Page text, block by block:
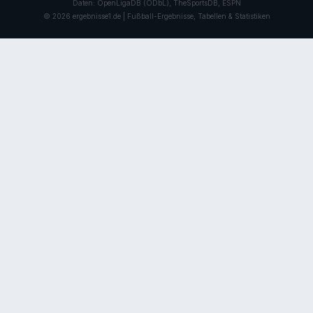
Daten: OpenLigaDB (ODbL), TheSportsDB, ESPN
© 2026 ergebnisse1.de | Fußball-Ergebnisse, Tabellen & Statistiken